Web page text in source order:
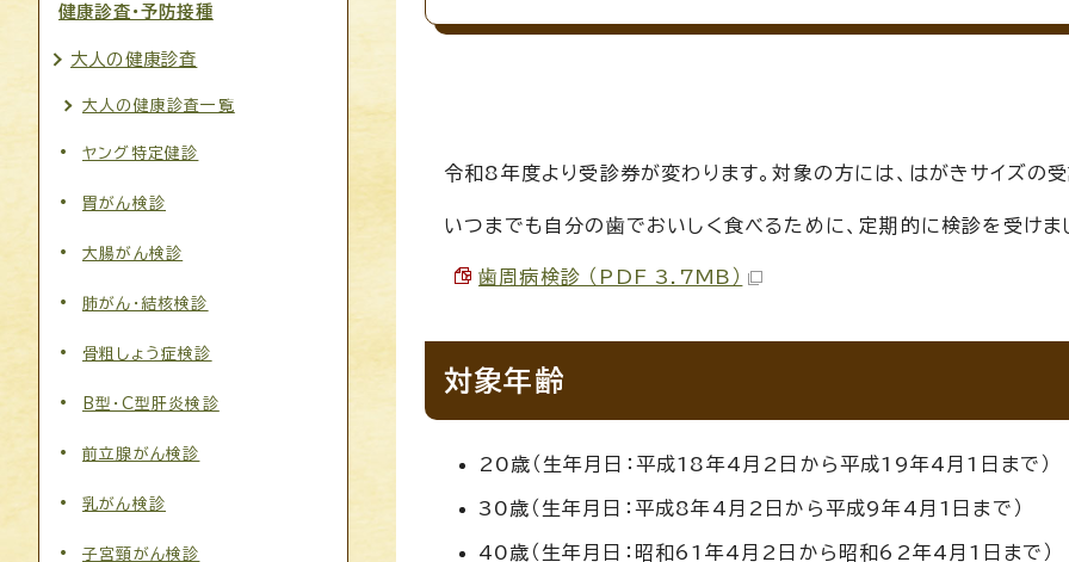
令和8年度より受診券が変わります。対象の方には、はがきサイズの
いつまでも自分の歯でおいしく食べるために、定期的に検診を受けま
歯周病検診 （PDF 3.7MB）
対象年齢
20歳（生年月日：平成18年4月2日から平成19年4月1日まで）
30歳（生年月日：平成8年4月2日から平成9年4月1日まで）
40歳（生年月日：昭和61年4月2日から昭和62年4月1日まで）
健康診査・予防接種
大人の健康診査
大人の健康診査一覧
ヤング特定健診
胃がん検診
大腸がん検診
肺がん・結核検診
骨粗しょう症検診
B型・C型肝炎検診
前立腺がん検診
乳がん検診
子宮頸がん検診